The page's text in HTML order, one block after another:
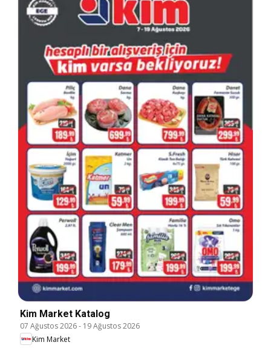
Kim Market Katalog
07 Ağustos 2026- 19 Ağustos 2026
Kim Market